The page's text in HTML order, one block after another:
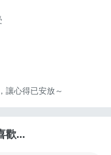
讓心得已安放～
歡...